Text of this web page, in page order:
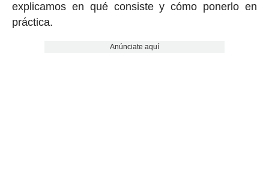
explicamos en qué consiste y cómo ponerlo en
práctica.
Anúnciate aquí